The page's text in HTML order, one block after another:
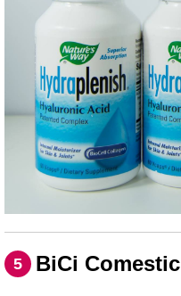
5 BiCi Comestic